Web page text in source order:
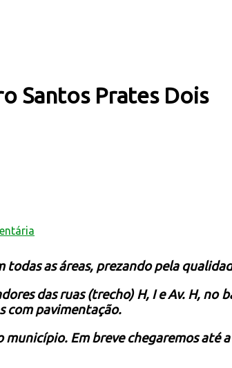
Santos Prates Dois
as áreas, prezando pela
das ruas (trecho) H, I e Av. H, no
com pavimentação.
Em breve chegaremos até a